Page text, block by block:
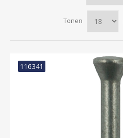
Tonen
116341